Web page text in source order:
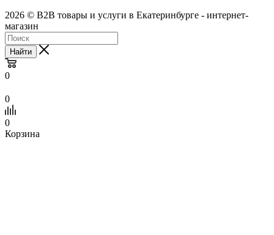
2026 © B2B товары и услуги в Екатеринбурге - интернет-
магазин
Найти
0
0
0
Корзина